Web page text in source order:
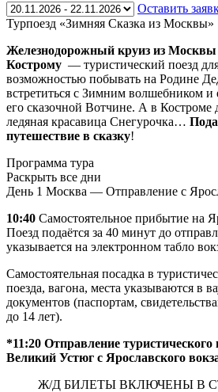
Оставить
Турпоезд «Зимняя Сказка из Москвы»
Железнодорожный круиз из
Кострому — туристический поезд
возможностью побывать на Родине
встретиться с Зимним волшебником
его сказочной Вотчине. А в Костроме
ледяная красавица Снегурочка…
путешествие в сказку!
Программа тура
Раскрыть все дни
День 1 Москва — Отправление с
10:40 Самостоятельное прибытие на
Поезд подаётся за 40 минут до
указывается на электронном табло
Самостоятельная посадка в
поезда, вагона, места указываются в
документов (паспортам,
до 14 лет).
*11:20 Отправление
Великий Устюг с Ярославского
Ж/Д БИЛЕТЫ ВКЛЮЧЕНЫ В